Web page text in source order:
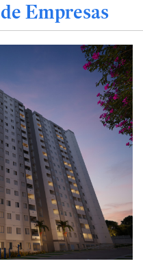
Empresas